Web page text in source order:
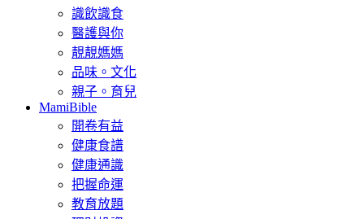
識飲識食
醫護與你
靚靚媽媽
品味。文化
親子。育兒
MamiBible
開卷有益
健康食譜
健康通識
把握命運
教育放題